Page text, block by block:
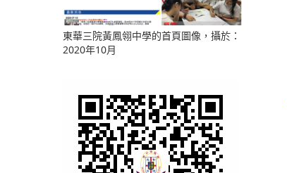
東華三院黃鳳翎中學的首頁圖像，攝於：
2020年10月